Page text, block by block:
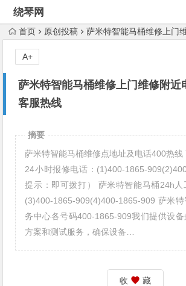
绕琴网
首页 原创投稿 萨米特智能马桶维修上门维修附
萨米特智能马桶维修上门维修附近
客服热线
A+
摘要
萨米特智能马桶维修点地址及电话400热线
24小时报修电话：(1)400-1865-
提示：即可拨打） 萨米特智能马桶24h人
(3)400-1865-909(4)400-1865-909 萨米
务中心各号码400-1865-909我们提供设
方案和测试服务，确保设备…
收 藏